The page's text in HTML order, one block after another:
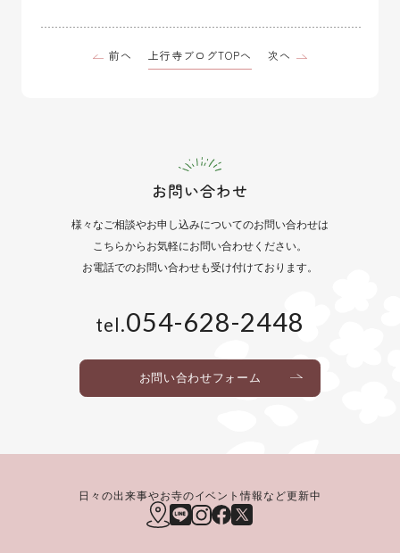
前へ 上行寺ブログTOPへ 次へ
お問い合わせ
様々なご相談やお申し込みについてのお問い合わせは
こちらからお気軽にお問い合わせください。
お電話でのお問い合わせも受け付けております。
tel.054-628-2448
お問い合わせフォーム
日々の出来事やお寺のイベント情報など更新中